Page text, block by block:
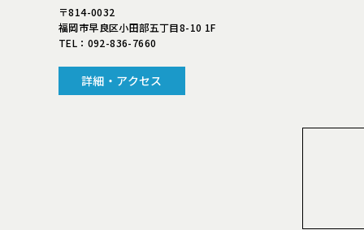
〒814-0032
福岡市早良区小田部五丁目8-10 1F
TEL： 092-836-7660
詳細・アクセス